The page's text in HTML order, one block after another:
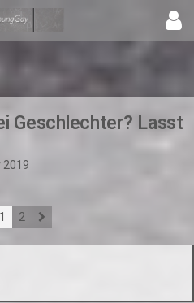
Geschlechter? Lasst
2019
1 2